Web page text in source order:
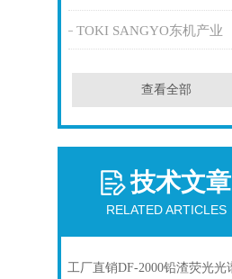
TOKI SANGYO东机产业
查看全部
技术文章
RELATED ARTICLES